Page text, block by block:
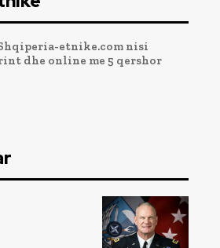
etnike.com nisi
dhe online me 5 qershor